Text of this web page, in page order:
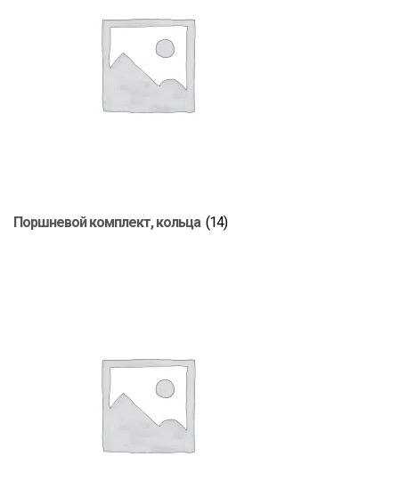
Поршневой комплект, кольца (14)